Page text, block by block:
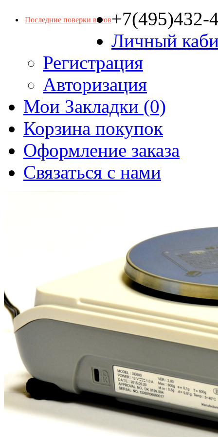
Последние поверки весов+7(495)432-
Личный
Регистрация
Авторизация
Мои Закладки (0)
Корзина покупок
Оформление заказа
Связаться с нами